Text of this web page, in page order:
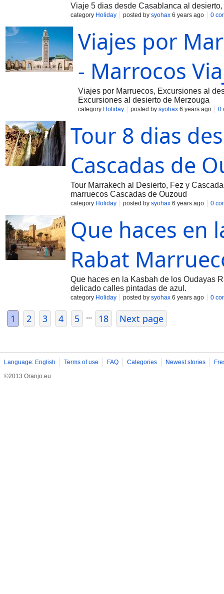
Viaje 5 dias desde Casablanca al
category Holiday posted by syohax 6 years ago 0
Viajes por
- Marrocos
Viajes por Marruecos, Excursiones al
Excursiones al desierto de Merzouga
category Holiday posted by syohax 6 years ago 0
Tour 8 dias
Cascadas de
Tour Marrakech al Desierto, Fez y
marruecos Cascadas de Ouzoud
category Holiday posted by syohax 6 years ago 0
Que haces en
Rabat
Que haces en la Kasbah de los Oudayas
delicado calles pintadas de azul.
category Holiday posted by syohax 6 years ago 0
1 2 3 4 5 ... 18 Next page
Language: English Terms of use FAQ Categories Newest stories
©2013 Oranjo.eu